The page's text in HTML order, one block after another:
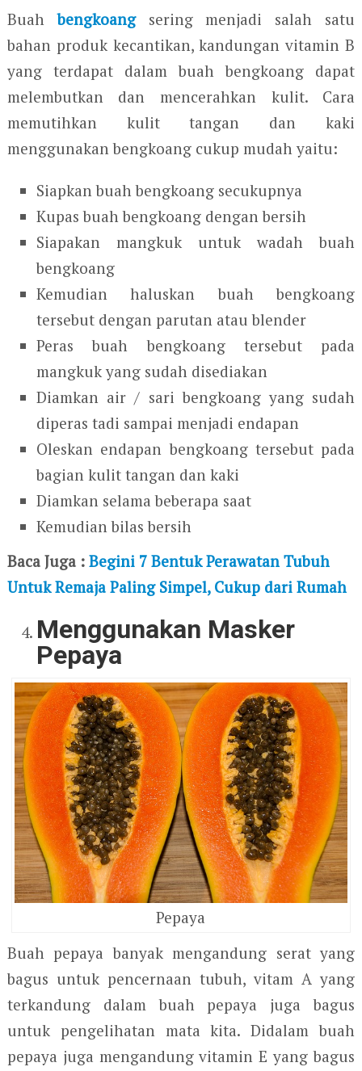
Buahbengkoangsering menjadi salah satu
bahan produk kecantikan, kandungan vitamin B
yang terdapat dalam buah bengkoang dapat
melembutkan dan mencerahkan kulit. Cara
memutihkan kulit tangan dan kaki
menggunakan bengkoang cukup mudah yaitu:
Siapkan buah bengkoang secukupnya
Kupas buah bengkoang dengan bersih
Siapakan mangkuk untuk wadah buah
bengkoang
Kemudian haluskan buah bengkoang
tersebut dengan parutan atau blender
Peras buah bengkoang tersebut pada
mangkuk yang sudah disediakan
Diamkan air / sari bengkoang yang sudah
diperas tadi sampai menjadi endapan
Oleskan endapan bengkoang tersebut pada
bagian kulit tangan dan kaki
Diamkan selama beberapa saat
Kemudian bilas bersih
Baca Juga : Begini 7 Bentuk Perawatan Tubuh
Untuk Remaja Paling Simpel, Cukup dari Rumah
Menggunakan Masker
Pepaya
Pepaya
Buah pepaya banyak mengandung serat yang
bagus untuk pencernaan tubuh, vitam A yang
terkandung dalam buah pepaya juga bagus
untuk pengelihatan mata kita. Didalam buah
pepaya juga mengandung vitamin E yang bagus